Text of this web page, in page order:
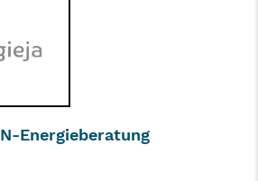
Energieberatung